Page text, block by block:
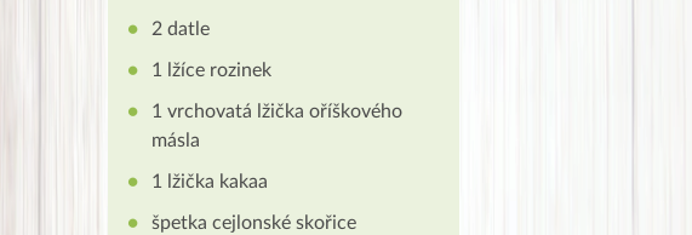
2 datle
1 lžíce rozinek
1 vrchovatá lžička oříškového
másla
1 lžička kakaa
špetka cejlonské skořice